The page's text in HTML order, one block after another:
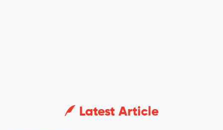
Latest Article